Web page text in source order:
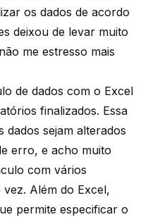
os dados de acordo
deixou de levar muito
me estresso mais
de dados com o Excel
finalizados. Essa
dados sejam alterados
erro, e acho muito
com vários
Além do Excel,
permite especificar o